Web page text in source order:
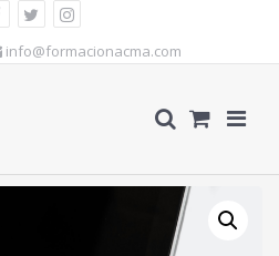
info@formacionacma.com